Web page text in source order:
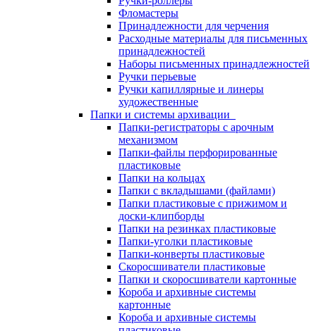
Фломастеры
Принадлежности для черчения
Расходные материалы для письменных
принадлежностей
Наборы письменных принадлежностей
Ручки перьевые
Ручки капиллярные и линеры
художественные
Папки и системы архивации
Папки-регистраторы с арочным
механизмом
Папки-файлы перфорированные
пластиковые
Папки на кольцах
Папки с вкладышами (файлами)
Папки пластиковые с прижимом и
доски-клипборды
Папки на резинках пластиковые
Папки-уголки пластиковые
Папки-конверты пластиковые
Скоросшиватели пластиковые
Папки и скоросшиватели картонные
Короба и архивные системы
картонные
Короба и архивные системы